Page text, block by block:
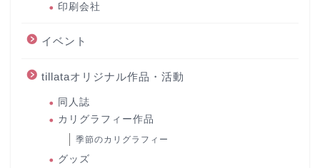
印刷会社
イベント
tillataオリジナル作品・活動
同人誌
カリグラフィー作品
季節のカリグラフィー
グッズ